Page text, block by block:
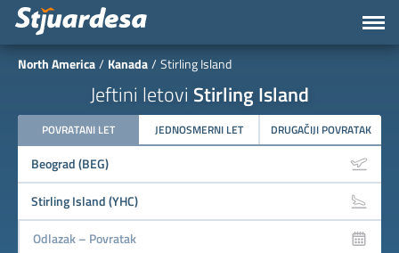
North America Kanada Stirling Island
Jeftini letovi Stirling Island
POVRATANI LET JEDNOSMERNI LET DRUGAČIJI POVRATAK